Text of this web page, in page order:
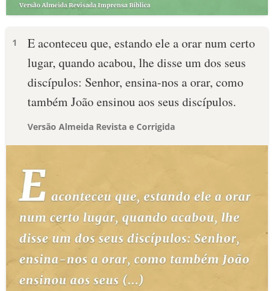
1
E aconteceu que, estando ele a orar num certo
lugar, quando acabou, lhe disse um dos seus
discípulos: Senhor, ensina-nos a orar, como
também João ensinou aos seus discípulos.
Versão Almeida Revista e Corrigida